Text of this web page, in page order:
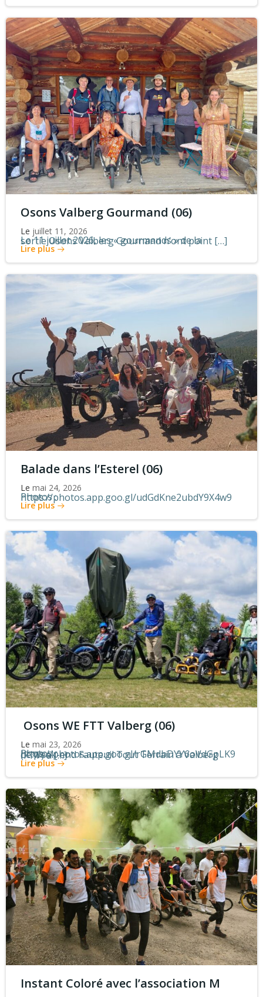
Osons Valberg Gourmand (06)
Le juillet 11, 2026
Le 11 juillet 2026, les « gourmands » de la sortie Osons Valberg Gournand n’ont point […]
Lire plus
Balade dans l’Esterel (06)
Le mai 24, 2026
Photos : https://photos.app.goo.gl/udGdKne2ubdY9X4w9
Lire plus
Osons WE FTT Valberg (06)
Le mai 23, 2026
Photos : https://photos.app.goo.gl/rGMdbDYY6oVdGpLK9 Le week-end Fauteuil Tout Terrain à Valberg (FTT) a […]
Lire plus
Instant Coloré avec l’association M